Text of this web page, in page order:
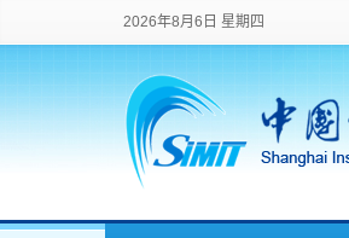
2026年8月6日 星期四